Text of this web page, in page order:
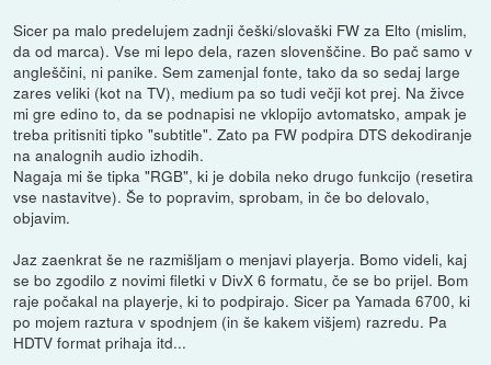
Sicer pa malo predelujem zadnji češki/slovaški FW za Elto (mislim,
da od marca). Vse mi lepo dela, razen slovenščine. Bo pač samo v
angleščini, ni panike. Sem zamenjal fonte, tako da so sedaj large
zares veliki (kot na TV), medium pa so tudi večji kot prej. Na živce
mi gre edino to, da se podnapisi ne vklopijo avtomatsko, ampak je
treba pritisniti tipko "subtitle". Zato pa FW podpira DTS dekodiranje
na analognih audio izhodih.
Nagaja mi še tipka "RGB", ki je dobila neko drugo funkcijo (resetira
vse nastavitve). Še to popravim, sprobam, in če bo delovalo,
objavim.
Jaz zaenkrat še ne razmišljam o menjavi playerja. Bomo videli, kaj
se bo zgodilo z novimi filetki v DivX 6 formatu, če se bo prijel. Bom
raje počakal na playerje, ki to podpirajo. Sicer pa Yamada 6700, ki
po mojem raztura v spodnjem (in še kakem višjem) razredu. Pa
HDTV format prihaja itd...